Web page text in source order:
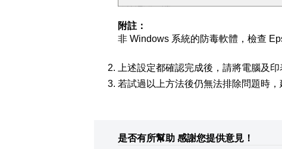
附註：
非 Windows 系統的防毒軟體，檢查
上述設定都確認完成後，請將電腦及
若試過以上方法後仍無法排除問題時
是否有所幫助 感謝您提供意見！